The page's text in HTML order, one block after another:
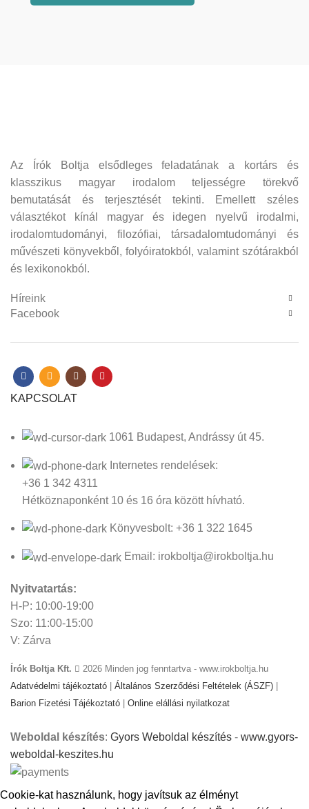
Az Írók Boltja elsődleges feladatának a kortárs és
klasszikus magyar irodalom teljességre törekvő
bemutatását és terjesztését tekinti. Emellett széles
választékot kínál magyar és idegen nyelvű irodalmi,
irodalomtudományi, filozófiai, társadalomtudományi és
művészeti könyvekből, folyóiratokból, valamint szótárakból
és lexikonokból.
Híreink
Facebook
KAPCSOLAT
1061 Budapest, Andrássy út 45.
Internetes rendelések:
+36 1 342 4311
Hétköznaponként 10 és 16 óra között hívható.
Könyvesbolt: +36 1 322 1645
Email: irokboltja@irokboltja.hu
Nyitvatartás:
H-P: 10:00-19:00
Szo: 11:00-15:00
V: Zárva
Írók Boltja Kft.
2026 Minden jog fenntartva - www.irokboltja.hu
Adatvédelmi tájékoztató | Általános Szerződési Feltételek (ÁSZF) |
Barion Fizetési Tájékoztató | Online elállási nyilatkozat
Weboldal készítés: Gyors Weboldal készítés - www.gyors-
weboldal-keszites.hu
Cookie-kat használunk, hogy javítsuk az élményt